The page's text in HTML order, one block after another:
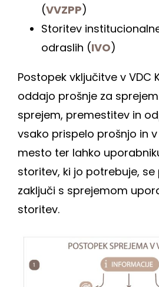
AKTUALNO
(VVZPP)
Storitev
odraslih (IVO)
Postopek vključitve v VDC
oddajo prošnje za
sprejem, premestitev in
vsako prispelo prošnjo in
mesto ter lahko
storitev, ki jo potrebuje,
zaključi s sprejemom
storitev.